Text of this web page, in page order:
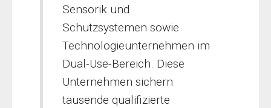
Sensorik und
Schutzsystemen sowie
Technologieunternehmen im
Dual-Use-Bereich. Diese
Unternehmen sichern
tausende qualifizierte